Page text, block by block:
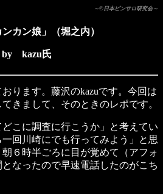
～©日本ピンサロ研究会～
カン娘」（堀之内）
by kazu氏
ります。藤沢のkazuです。今回は
きまして、そのときのレポです。
こに調査に行こうか」と考えてい
回川崎にでも行ってみよう」と思
６時半ごろに目が覚めて（アフォ
なったので早速電話したのがこち